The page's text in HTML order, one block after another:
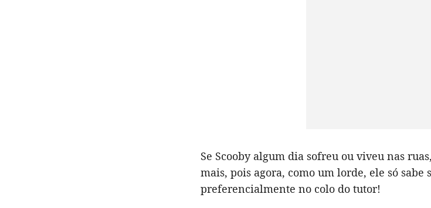
Se Scooby algum dia sofreu ou viveu nas
mais, pois agora, como um lorde, ele só
preferencialmente no colo do tutor!